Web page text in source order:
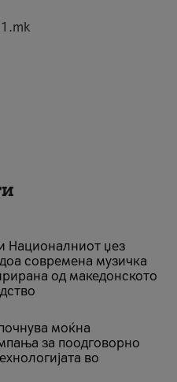
Националниот џез
современа музичка
од македонското
моќна
за поодговорно
во